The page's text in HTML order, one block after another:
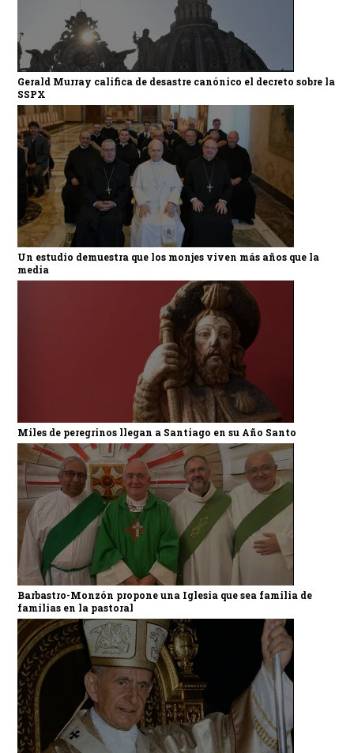
Gerald Murray califica de desastre canónico el decreto sobre la
SSPX
Un estudio demuestra que los monjes viven más años que la
media
Miles de peregrinos llegan a Santiago en su Año Santo
Barbastro-Monzón propone una Iglesia que sea familia de
familias en la pastoral